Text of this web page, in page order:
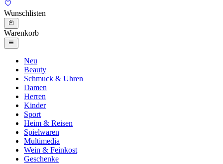
Wunschlisten
Warenkorb
Neu
Beauty
Schmuck & Uhren
Damen
Herren
Kinder
Sport
Heim & Reisen
Spielwaren
Multimedia
Wein & Feinkost
Geschenke